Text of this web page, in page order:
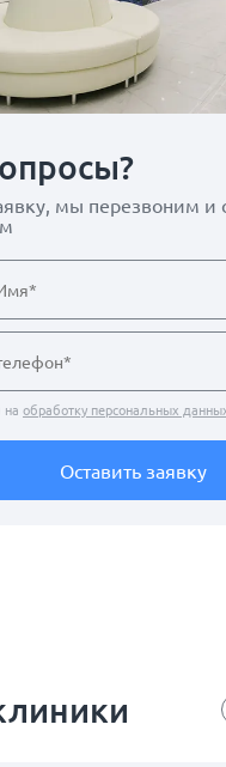
мы перезвоним и
на обработку персональных
Оставить заявку